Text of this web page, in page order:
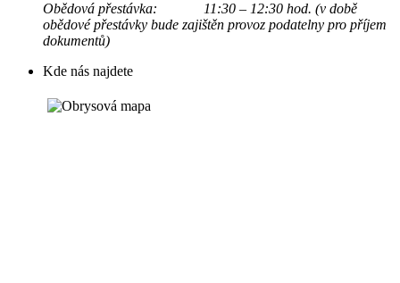
Obědová přestávka: 11:30 – 12:30 hod. (v době
obědové přestávky bude zajištěn provoz podatelny pro příjem
dokumentů)
Kde nás najdete